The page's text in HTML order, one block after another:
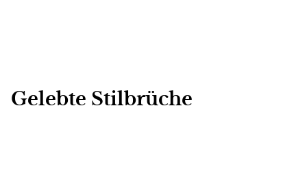
Gelebte Stilbrüche